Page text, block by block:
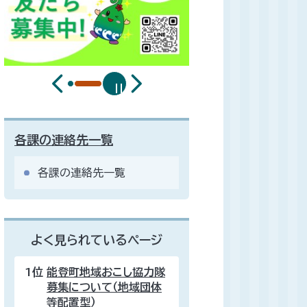
各課の連絡先一覧
各課の連絡先一覧
よく見られているページ
1位 能登町地域おこし協力隊
募集について（地域団体
等配置型）